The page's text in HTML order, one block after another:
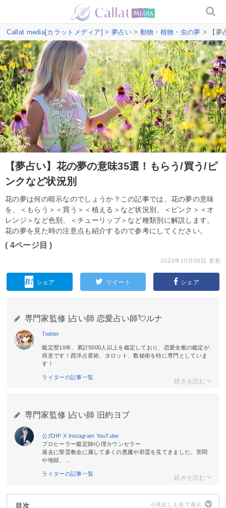
Callat media[カラットメディア] > 夢占い> 動物・植物・虫の夢 > 【夢
【夢占い】花の夢の意味35選！もらう/買う/ピ
ンクなど状況別
花の夢は何の暗示なのでしょうか？この記事では、花の夢の意味
を、＜もらう＞＜買う＞＜植える＞など状況別、＜ピンク＞＜オ
レンジ＞など色別、＜チューリップ＞など種類別に解説します。
花の夢を見た時の注意点も紹介するので参考にしてください。
( 4ページ目 )
2023年10月06日 更新
シェア ツイート シェア
専門家監修 | 占い師 恋愛占い師💘ルナ
Twitter
鑑定歴10年、累計5000人以上を鑑定しており、恋愛全般の鑑定が
得意です！西洋占星術、タロット、数秘術を特に専門としていま
す！
ライターの記事一覧
専門家監修 | 占い師 旧約ヨブ
公式HP X Instagram YouTube
プロヒーラー鑑定師/心理カウンセラー
過去に聖霊教会に属して多くの悪魔や邪霊を見てきました。苦悶
や地獄、...
ライターの記事一覧
目次